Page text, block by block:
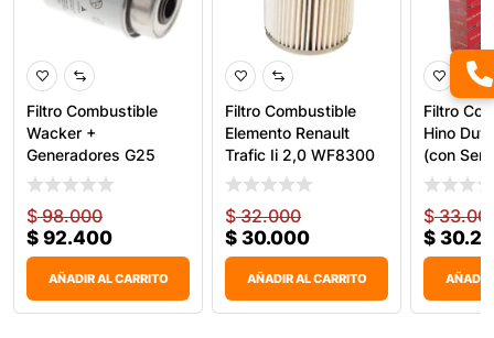
Filtro Combustible
Wacker +
Generadores G25
WF10088 Wix
$98.000
$ 92.400
AÑADIR AL CARRITO
Filtro Combustible
Elemento Renault
Trafic Ii 2,0 WF8300
$32.000
$ 30.000
AÑADIR AL CARRITO
Filtro
Hino
(con
$
$
AÑADIR